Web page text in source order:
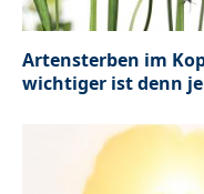
Artensterben im
wichtiger ist denn je